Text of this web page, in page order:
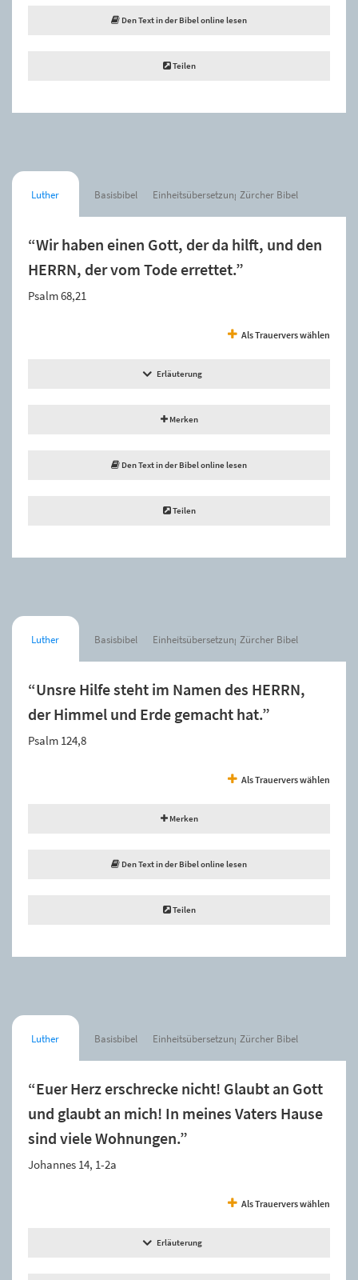
Den Text in der Bibel online lesen
Teilen
Luther Basisbibel Einheitsübersetzung Zürcher Bibel
“Wir haben einen Gott, der da hilft, und den
HERRN, der vom Tode errettet.”
Psalm 68,21
Als Trauervers wählen
Erläuterung
Merken
Den Text in der Bibel online lesen
Teilen
Luther Basisbibel Einheitsübersetzung Zürcher Bibel
“Unsre Hilfe steht im Namen des HERRN,
der Himmel und Erde gemacht hat.”
Psalm 124,8
Als Trauervers wählen
Merken
Den Text in der Bibel online lesen
Teilen
Luther Basisbibel Einheitsübersetzung Zürcher Bibel
“Euer Herz erschrecke nicht! Glaubt an Gott
und glaubt an mich! In meines Vaters Hause
sind viele Wohnungen.”
Johannes 14, 1-2a
Als Trauervers wählen
Erläuterung